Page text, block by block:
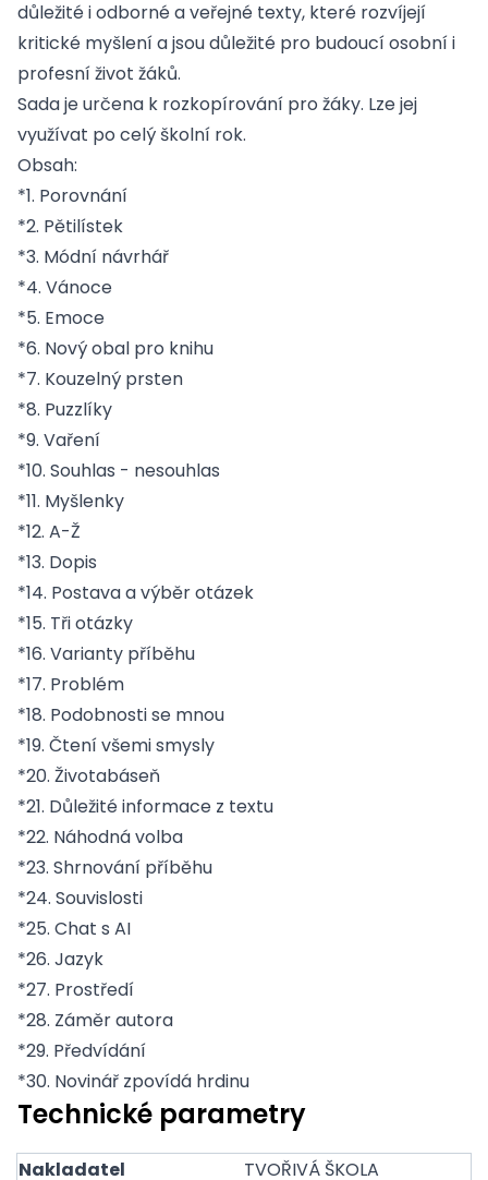
důležité i odborné a veřejné texty, které rozvíjejí
kritické myšlení a jsou důležité pro budoucí osobní i
profesní život žáků.
Sada je určena k rozkopírování pro žáky. Lze jej
využívat po celý školní rok.
Obsah:
*1. Porovnání
*2. Pětilístek
*3. Módní návrhář
*4. Vánoce
*5. Emoce
*6. Nový obal pro knihu
*7. Kouzelný prsten
*8. Puzzlíky
*9. Vaření
*10. Souhlas - nesouhlas
*11. Myšlenky
*12. A-Ž
*13. Dopis
*14. Postava a výběr otázek
*15. Tři otázky
*16. Varianty příběhu
*17. Problém
*18. Podobnosti se mnou
*19. Čtení všemi smysly
*20. Životabáseň
*21. Důležité informace z textu
*22. Náhodná volba
*23. Shrnování příběhu
*24. Souvislosti
*25. Chat s AI
*26. Jazyk
*27. Prostředí
*28. Záměr autora
*29. Předvídání
*30. Novinář zpovídá hrdinu
Technické parametry
Nakladatel TVOŘIVÁ ŠKOLA